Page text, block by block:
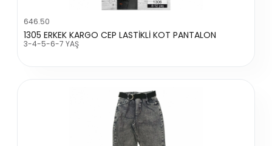
646.50
1305 ERKEK KARGO CEP LASTİKLİ KOT PANTALON
3-4-5-6-7 YAŞ